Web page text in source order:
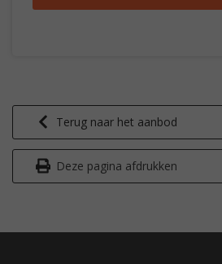
Terug naar het aanbod
Deze pagina afdrukken